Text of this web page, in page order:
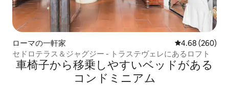
ローマの一軒家 レビュー260
4.68 (260)
セドロテラス＆ジャグジー - トラステヴェレにあるロフト
車椅子から移乗しやすいベッドがある
コンドミニアム